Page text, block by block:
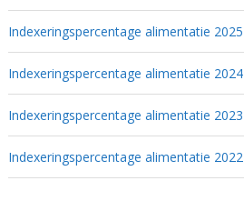
Indexeringspercentage alimentatie 2025
Indexeringspercentage alimentatie 2024
Indexeringspercentage alimentatie 2023
Indexeringspercentage alimentatie 2022